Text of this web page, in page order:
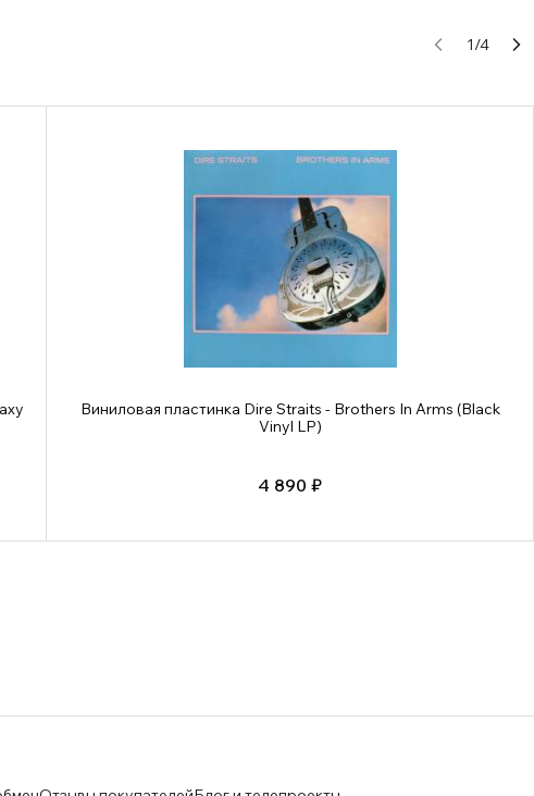
1/4
Виниловая пластинка Dire Straits - Brothers In Arms (Black
Vinyl LP)
4 890 ₽